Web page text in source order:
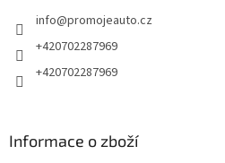
info@promojeauto.cz
+420702287969
+420702287969
Informace o zboží